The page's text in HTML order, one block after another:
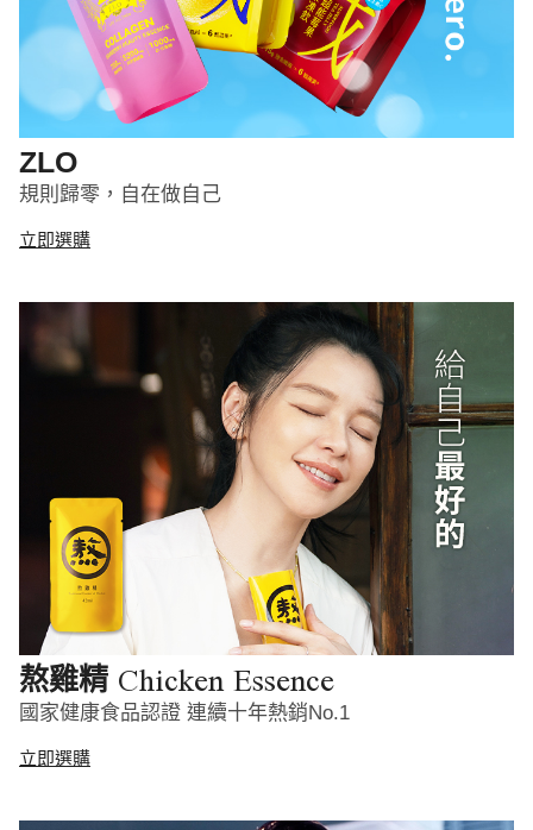
ZLO
規則歸零，自在做自己
立即選購
熬雞精 Chicken Essence
國家健康食品認證 連續十年熱銷No.1
立即選購